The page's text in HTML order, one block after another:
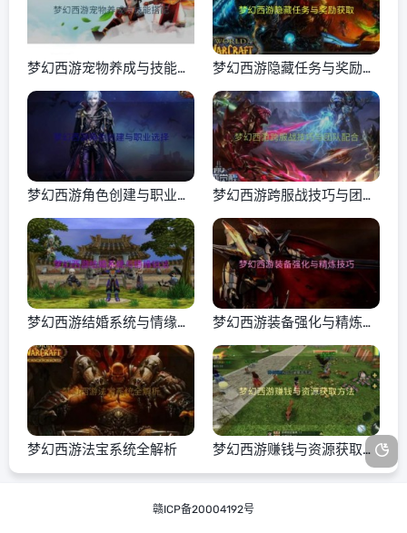
梦幻西游宠物养成与技能搭
配
梦幻西游隐藏任务与奖励获
取
梦幻西游角色创建与职业选
择
梦幻西游跨服战技巧与团队
配合
梦幻西游结婚系统与情缘玩
法
梦幻西游装备强化与精炼技
巧
梦幻西游法宝系统全解析
梦幻西游赚钱与资源获取方
法
赣ICP备20004192号